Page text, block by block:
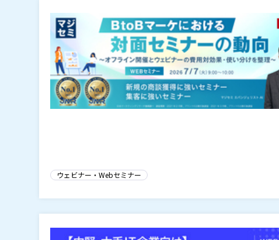
ウェビナー・Webセミナー